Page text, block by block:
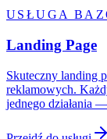
USŁUGA
Landing Page
Skuteczny landing
reklamowych.
jednego działania